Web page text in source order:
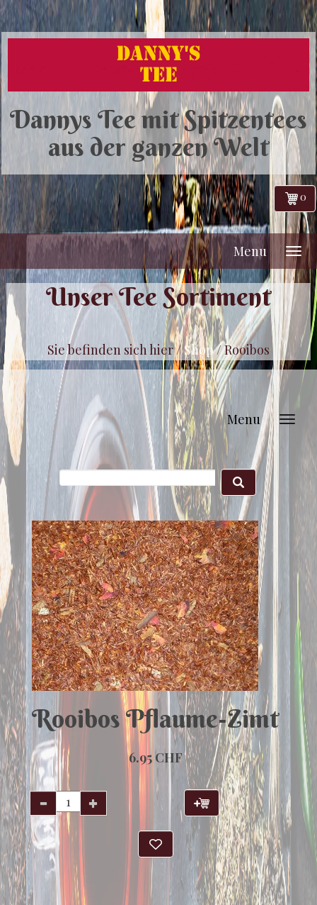
Dannys Tee mit Spitzentees
aus der ganzen Welt
0
Menu
Unser Tee Sortiment
Sie befinden sich hier /Shop/Rooibos
Menu
Rooibos Pflaume-Zimt
6.95 CHF